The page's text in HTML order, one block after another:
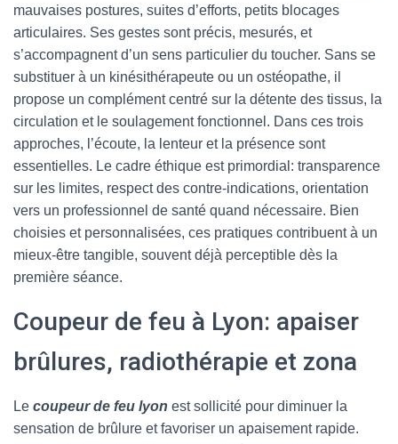
mauvaises postures, suites d’efforts, petits blocages
articulaires. Ses gestes sont précis, mesurés, et
s’accompagnent d’un sens particulier du toucher. Sans se
substituer à un kinésithérapeute ou un ostéopathe, il
propose un complément centré sur la détente des tissus, la
circulation et le soulagement fonctionnel. Dans ces trois
approches, l’écoute, la lenteur et la présence sont
essentielles. Le cadre éthique est primordial: transparence
sur les limites, respect des contre-indications, orientation
vers un professionnel de santé quand nécessaire. Bien
choisies et personnalisées, ces pratiques contribuent à un
mieux-être tangible, souvent déjà perceptible dès la
première séance.
Coupeur de feu à Lyon: apaiser
brûlures, radiothérapie et zona
Le coupeur de feu lyon est sollicité pour diminuer la
sensation de brûlure et favoriser un apaisement rapide.